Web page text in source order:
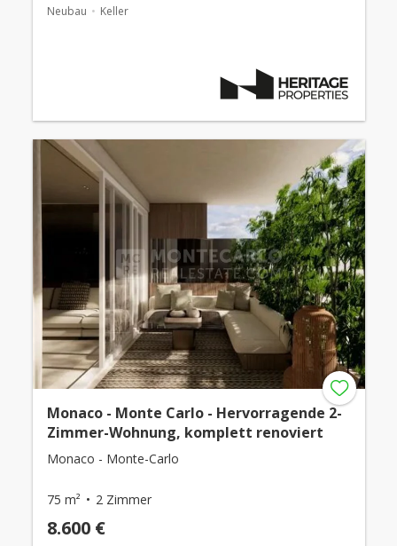
Neubau Keller
Monaco - Monte Carlo - Hervorragende 2-
Zimmer-Wohnung, komplett renoviert
Monaco - Monte-Carlo
75 m² 2 Zimmer
8.600 €